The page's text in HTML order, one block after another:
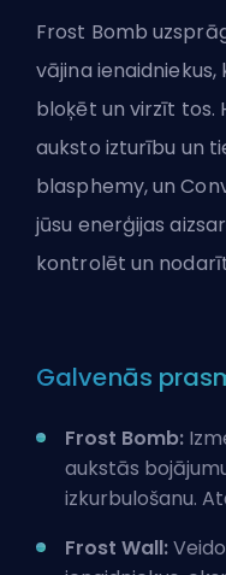
Frost Bomb
vājina
bloķēt un virzīt tos.
auksto izturību un
blasphemy, un
jūsu enerģijas
kontrolēt un
Galvenās
Frost Bomb:
aukstās
izkurbulošanu.
Frost Wall: